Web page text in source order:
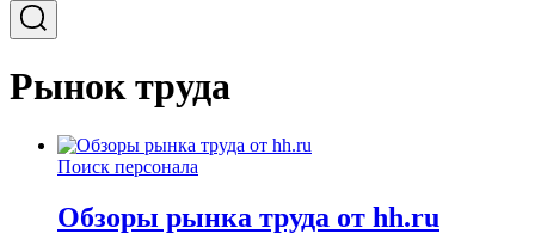
Рынок труда
Поиск персонала
Обзоры рынка труда от hh.ru